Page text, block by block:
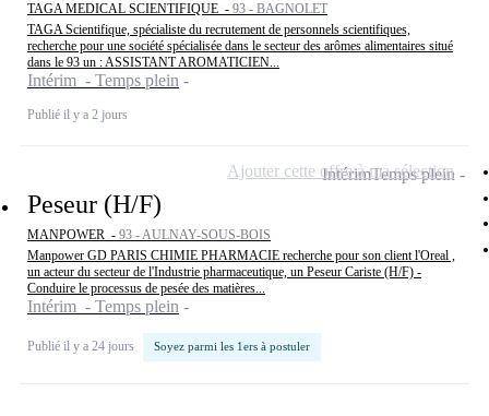
TAGA MEDICAL SCIENTIFIQUE - 93 - BAGNOLET
TAGA Scientifique, spécialiste du recrutement de personnels scientifiques,
recherche pour une société spécialisée dans le secteur des arômes alimentaires situé
dans le 93 un : ASSISTANT AROMATICIEN...
Intérim - Temps plein
Publié il y a 2 jours
Peseur (H/F)
MANPOWER - 93 - AULNAY-SOUS-BOIS
Manpower GD PARIS CHIMIE PHARMACIE recherche pour son client l'Oreal ,
un acteur du secteur de l'Industrie pharmaceutique, un Peseur Cariste (H/F) -
Conduire le processus de pesée des matières...
Intérim - Temps plein
Publié il y a 24 jours Soyez parmi les 1ers à postuler
IntérimTemps plein
Ajouter cette offre à ma sélection